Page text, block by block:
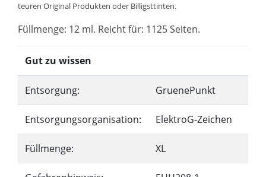
teuren Original Produkten oder Billigsttinten.
Füllmenge: 12 ml. Reicht für: 1125 Seiten.
Gut zu wissen
Entsorgung: GruenePunkt
Entsorgungsorganisation: ElektroG-Zeichen
Füllmenge: XL